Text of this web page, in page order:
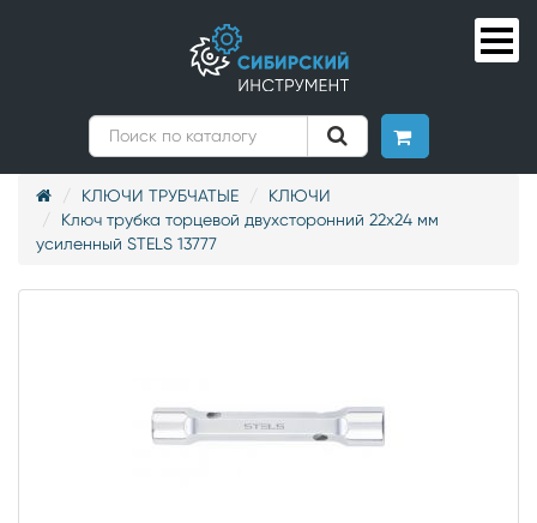
КЛЮЧИ ТРУБЧАТЫЕ
КЛЮЧИ
Ключ трубка торцевой двухсторонний 22х24 мм
усиленный STELS 13777